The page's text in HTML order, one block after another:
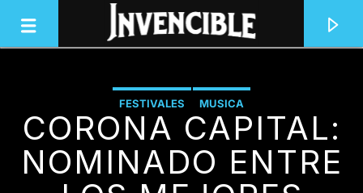
INVENCIBLE RADIO
JUNTOS SOMOS INVENCIBLES
FESTIVALES MUSICA
CORONA CAPITAL:
NOMINADO ENTRE